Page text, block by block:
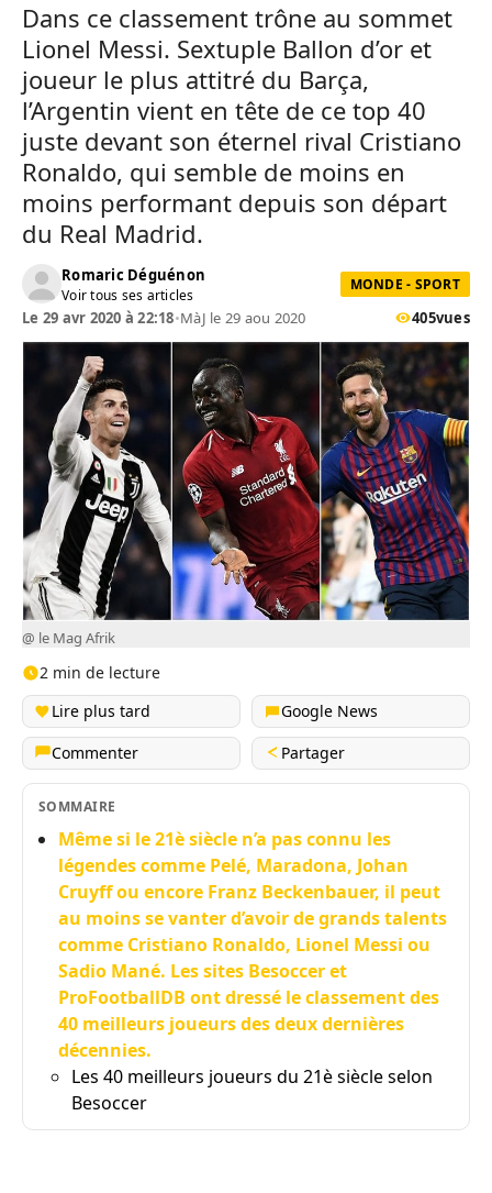
Dans ce classement trône au sommet
Lionel Messi. Sextuple Ballon d’or et
joueur le plus attitré du Barça,
l’Argentin vient en tête de ce top 40
juste devant son éternel rival Cristiano
Ronaldo, qui semble de moins en
moins performant depuis son départ
du Real Madrid.
Romaric Déguénon
Voir tous ses articles
MONDE - SPORT
Le 29 avr 2020 à 22:18•MàJ le 29 aou 2020 405vues
@ le Mag Afrik
2 min de lecture
Lire plus tard
Google News
Commenter
Partager
SOMMAIRE
Même si le 21è siècle n’a pas connu les
légendes comme Pelé, Maradona, Johan
Cruyff ou encore Franz Beckenbauer, il peut
au moins se vanter d’avoir de grands talents
comme Cristiano Ronaldo, Lionel Messi ou
Sadio Mané. Les sites Besoccer et
ProFootballDB ont dressé le classement des
40 meilleurs joueurs des deux dernières
décennies.
Les 40 meilleurs joueurs du 21è siècle selon
Besoccer